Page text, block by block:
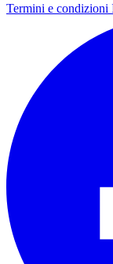
Termini e condizioni